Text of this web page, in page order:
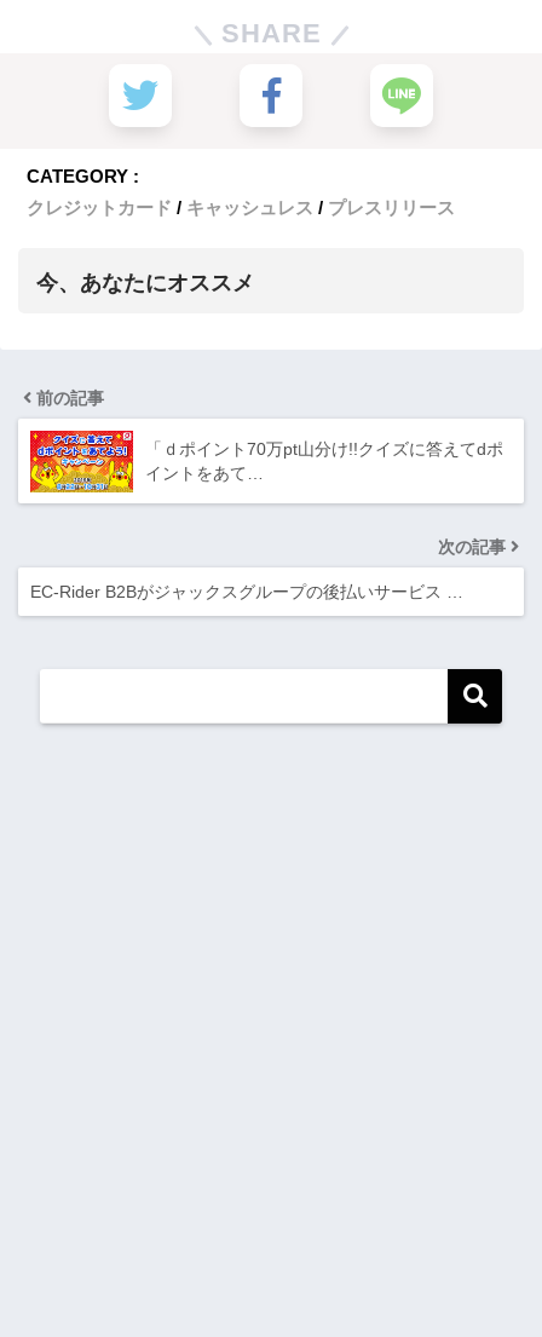
SHARE
CATEGORY :
クレジットカード
キャッシュレス プレスリリース
今、あなたにオススメ
前の記事
「ｄポイント70万pt山分け!!クイズに答えてdポ
イントをあて…
次の記事
EC-Rider B2Bがジャックスグループの後払いサービス …